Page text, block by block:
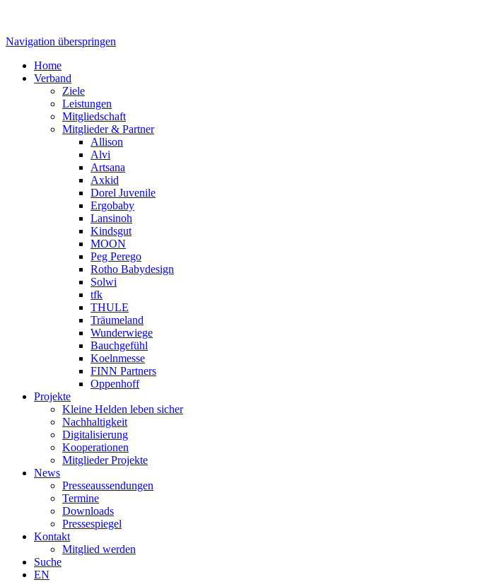
Navigation überspringen
Home
Verband
Ziele
Leistungen
Mitgliedschaft
Mitglieder & Partner
Allison
Alvi
Artsana
Axkid
Dorel Juvenile
Ergobaby
Lansinoh
Kindsgut
MOON
Peg Perego
Rotho Babydesign
Solwi
tfk
THULE
Träumeland
Wunderwiege
Bauchgefühl
Koelnmesse
FINN Partners
Oppenhoff
Projekte
Kleine Helden leben sicher
Nachhaltigkeit
Digitalisierung
Kooperationen
Mitglieder Projekte
News
Presseaussendungen
Termine
Downloads
Pressespiegel
Kontakt
Mitglied werden
Suche
EN